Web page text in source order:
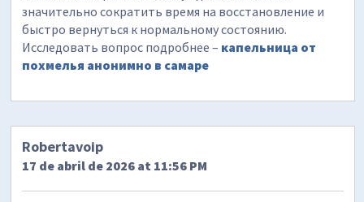
значительно сократить время на восстановление и
быстро вернуться к нормальному состоянию.
Исследовать вопрос подробнее – капельница от
похмелья анонимно в самаре
Robertavoip
17 de abril de 2026 at 11:56 PM